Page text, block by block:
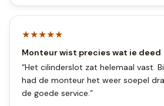
★★★★★
Monteur wist precies wat ie deed
“Het cilinderslot zat helemaal vast.
had de monteur het weer soepel
de goede service.”